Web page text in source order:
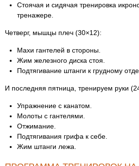
Стоячая и сидячая тренировка
тренажере.
Четверг, мышцы плеч (30×12):
Махи гантелей в стороны.
Жим железного диска стоя.
Подтягивание штанги к грудному
И последняя пятница, тренируем руки
Упражнение с канатом.
Молоты с гантелями.
Отжимание.
Подтягивания грифа к себе.
Жим штанги лежа.